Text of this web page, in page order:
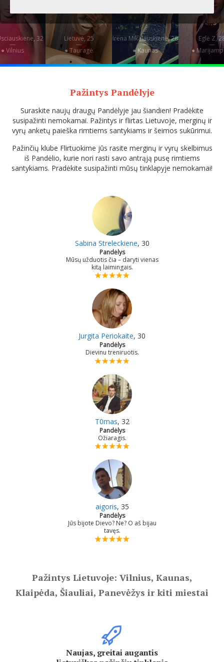
32
—
● Vilnius
Lietuvė, 25
—
● Tauragė
Irena Mikalauskienė, 28
—
● Kaunas
Eglė Z,
—
●
Pažintys Pandėlyje
Suraskite naujų draugų Pandėlyje jau šiandien! Pradėkite
susipažinti nemokamai. Pažintys ir flirtas Lietuvoje, merginų ir
vyrų anketų paieška rimtiems santykiams ir šeimos sukūrimui.
Pažinčių klube Flirtuokime jūs rasite merginų ir vyrų skelbimus
iš Pandėlio, kurie nori rasti savo antrąją pusę rimtiems
santykiams. Pradėkite susipažinti mūsų tinklapyje nemokamai!
Sabina Streleckiene, 30
Pandėlys
Mūsų užduotis čia – daryti vienas
kitą laimingais.
Jurgita Periokaite, 30
Pandėlys
Dievinu treniruotis.
T0mas, 32
Pandėlys
Ožiaragis.
aigoris, 35
Pandėlys
Jūs bijote Dievo? Ne? O aš bijau
tavęs.
Pažintys Lietuvoje: Vilnius, Kaunas,
Klaipėda, Šiauliai, Panevėžys ir kiti miestai
Naujas, greitai augantis